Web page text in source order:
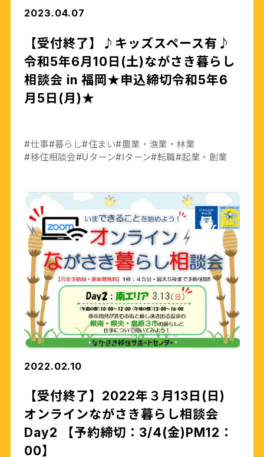
2023.04.07
【受付終了】♪キッズスペース有♪
令和5年6月10日(土)ながさき暮らし
相談会 in 福岡★申込締切令和5年6
月5日(月)★
#仕事#暮らし#住まい#農業・漁業・林業
#移住相談会#Uターン#Iターン#転職#起業・創業
2022.02.10
【受付終了】2022年３月13日(日)
オンラインながさき暮らし相談会
Day2 【予約締切：3/4(金)PM12：
00】